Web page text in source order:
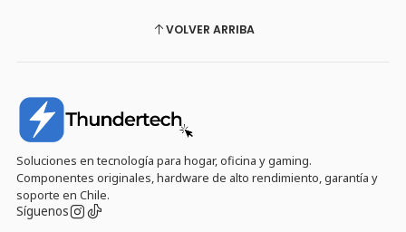
VOLVER ARRIBA
Soluciones en tecnología para hogar, oficina y gaming.
Componentes originales, hardware de alto rendimiento, garantía y
soporte en Chile.
Síguenos